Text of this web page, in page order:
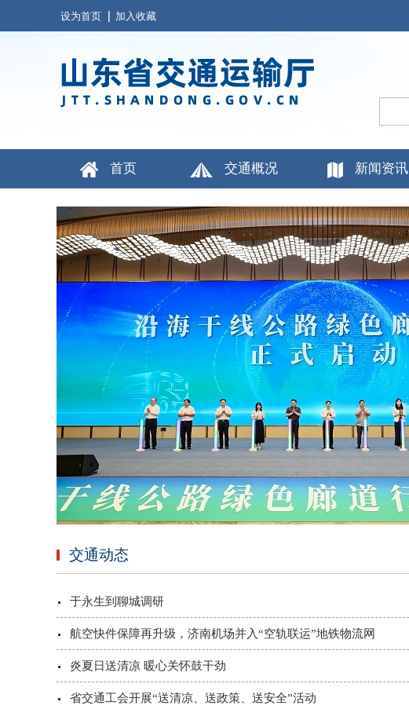
设为首页 加入收藏
首页 交通概况 新闻资讯
交通动态
于永生到聊城调研
航空快件保障再升级，济南机场并入“空轨联运”地铁物流网
炎夏日送清凉 暖心关怀鼓干劲
省交通工会开展“送清凉、送政策、送安全”活动